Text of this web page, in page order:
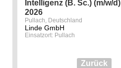
Intelligenz (B. Sc.) (m/w/d)
2026
Pullach, Deutschland
Linde GmbH
Einsatzort: Pullach
Zurück